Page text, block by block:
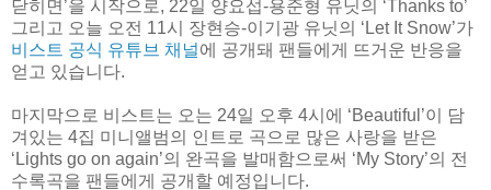
닫히면’을 시작으로, 22일 양요섭-용준형 유닛의 ‘Thanks to’
그리고 오늘 오전 11시 장현승-이기광 유닛의 ‘Let It Snow’가
비스트 공식 유튜브 채널에 공개돼 팬들에게 뜨거운 반응을
얻고 있습니다.
마지막으로 비스트는 오는 24일 오후 4시에 ‘Beautiful’이 담
겨있는 4집 미니앨범의 인트로 곡으로 많은 사랑을 받은
‘Lights go on again’의 완곡을 발매함으로써 ‘My Story’의 전
수록곡을 팬들에게 공개할 예정입니다.